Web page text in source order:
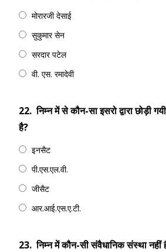
मोरारजी देसाई
सुकुमार सेन
सरदार पटेल
वी. एस. रमादेवी
22. निम्न में से कौन-सा इसरो द्वारा छोड़ी
है?
इनसैट
पी.एस.एल.वी.
जीसैट
आर.आई.एस.ए.टी.
23. निम्न में कौन-सी संवैधानिक संस्था नहीं